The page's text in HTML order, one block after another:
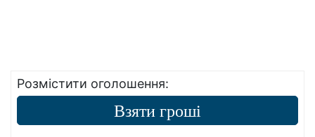
Розмістити оголошення:
Взяти гроші